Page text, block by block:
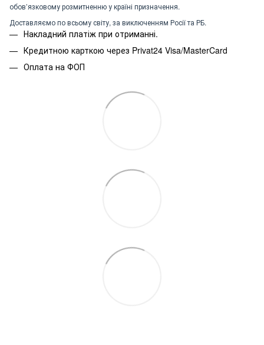
обов’язковому розмитненню у країні призначення.
Доставляємо по всьому світу, за виключенням Росії та РБ.
Накладний платіж при отриманні.
Кредитною карткою через Privat24 Visa/MasterCard
Оплата на ФОП